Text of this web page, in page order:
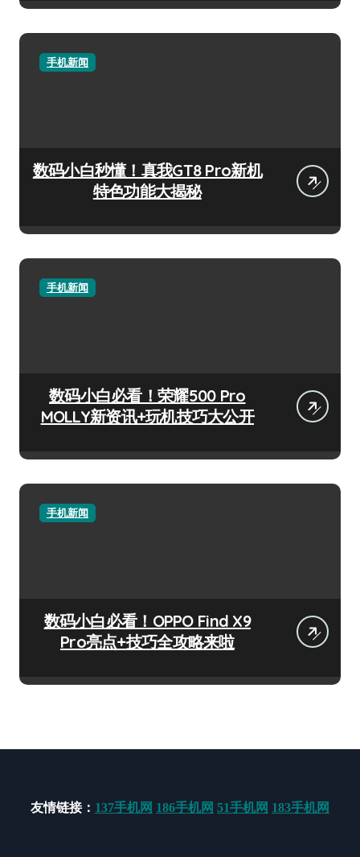
手机新闻
数码小白秒懂！真我GT8 Pro新机
特色功能大揭秘
手机新闻
数码小白必看！荣耀500 Pro
MOLLY新资讯+玩机技巧大公开
手机新闻
数码小白必看！OPPO Find X9
Pro亮点+技巧全攻略来啦
友情链接： 137手机网 186手机网 51手机网 183手机网